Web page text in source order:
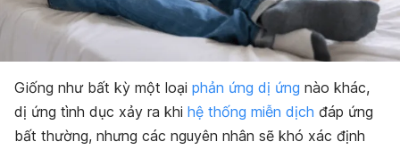
Giống như bất kỳ một loại phản ứng dị ứng nào khác,
dị ứng tình dục xảy ra khi hệ thống miễn dịch đáp ứng
bất thường, nhưng các nguyên nhân sẽ khó xác định